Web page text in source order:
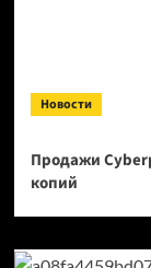
Новости
Продажи
копий